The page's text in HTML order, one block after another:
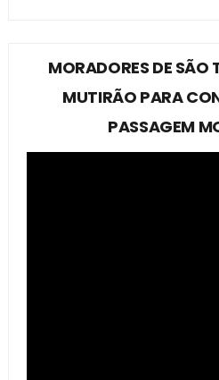
MORADORES DE SÃO
MUTIRÃO PARA
PASSAGEM